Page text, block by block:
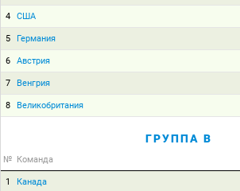
4 США
5 Германия
6 Австрия
7 Венгрия
8 Великобритания
ГРУППА B
№ Команда
1 Канада